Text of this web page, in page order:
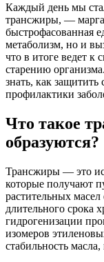
Каждый день мы
трансжиры, —
быстрофасованная
метаболизм, но и
что в итоге ведет к
старению
знать, как
профилактики
Что такое
образуются?
Трансжиры — это
которые получают
растительных
длительного срока
гидрогенизации
изомеров
стабильность